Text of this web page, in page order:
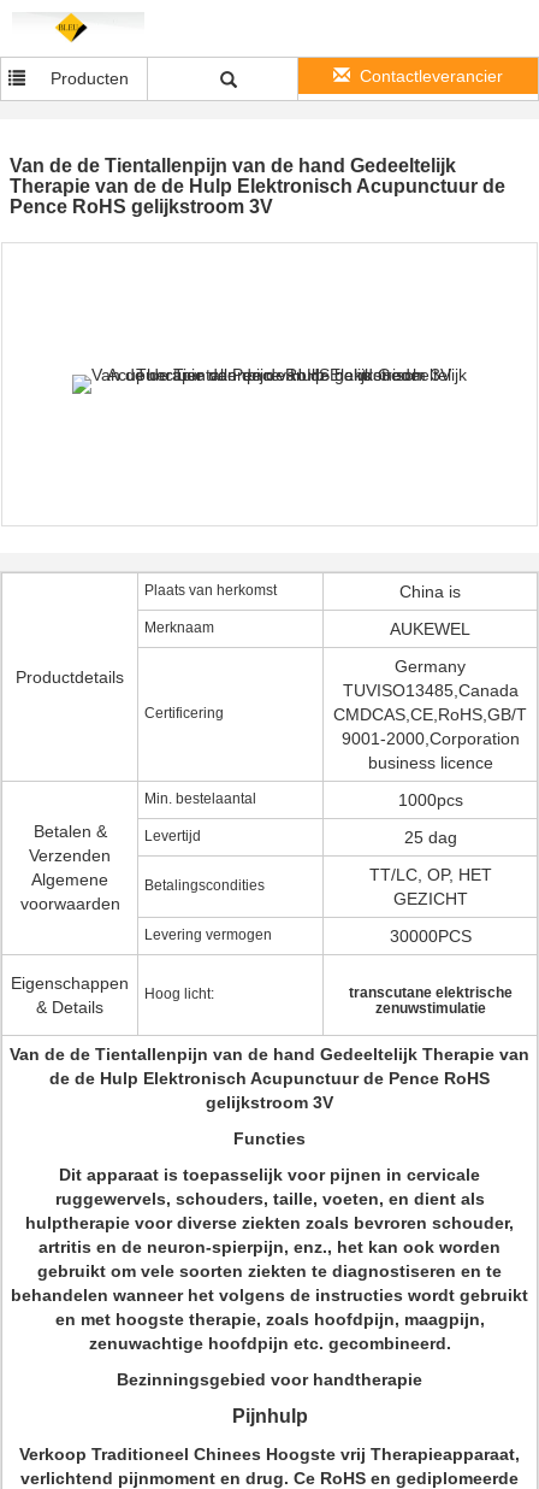
Producten Contactleverancier
Van de de Tientallenpijn van de hand Gedeeltelijk
Therapie van de de Hulp Elektronisch Acupunctuur de
Pence RoHS gelijkstroom 3V
Productdetails
Plaats van herkomst China is
Merknaam AUKEWEL
Certificering
Germany
TUVISO13485,Canada
CMDCAS,CE,RoHS,GB/T
9001-2000,Corporation
business licence
Betalen &
Verzenden
Algemene
voorwaarden
Min. bestelaantal 1000pcs
Levertijd 25 dag
Betalingscondities
TT/LC, OP, HET
GEZICHT
Levering vermogen 30000PCS
Eigenschappen
& Details
Hoog licht:
transcutane elektrische
zenuwstimulatie
Van de de Tientallenpijn van de hand Gedeeltelijk Therapie van
de de Hulp Elektronisch Acupunctuur de Pence RoHS
gelijkstroom 3V
Functies
Dit apparaat is toepasselijk voor pijnen in cervicale
ruggewervels, schouders, taille, voeten, en dient als
hulptherapie voor diverse ziekten zoals bevroren schouder,
artritis en de neuron-spierpijn, enz., het kan ook worden
gebruikt om vele soorten ziekten te diagnostiseren en te
behandelen wanneer het volgens de instructies wordt gebruikt
en met hoogste therapie, zoals hoofdpijn, maagpijn,
zenuwachtige hoofdpijn etc. gecombineerd.
Bezinningsgebied voor handtherapie
Pijnhulp
Verkoop Traditioneel Chinees Hoogste vrij Therapieapparaat,
verlichtend pijnmoment en drug. Ce RoHS en gediplomeerde